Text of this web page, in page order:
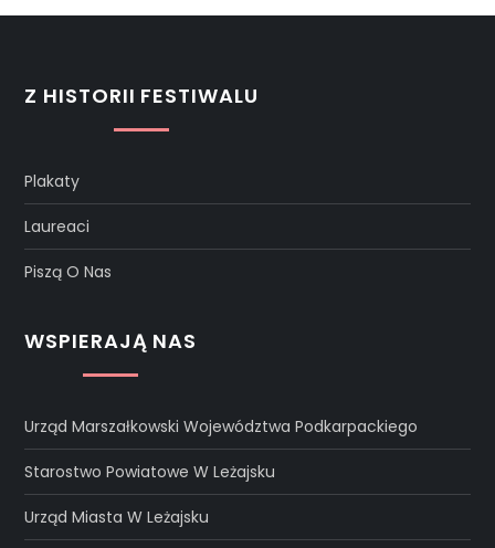
Z HISTORII FESTIWALU
Plakaty
Laureaci
Piszą O Nas
WSPIERAJĄ NAS
Urząd Marszałkowski Województwa Podkarpackiego
Starostwo Powiatowe W Leżajsku
Urząd Miasta W Leżajsku